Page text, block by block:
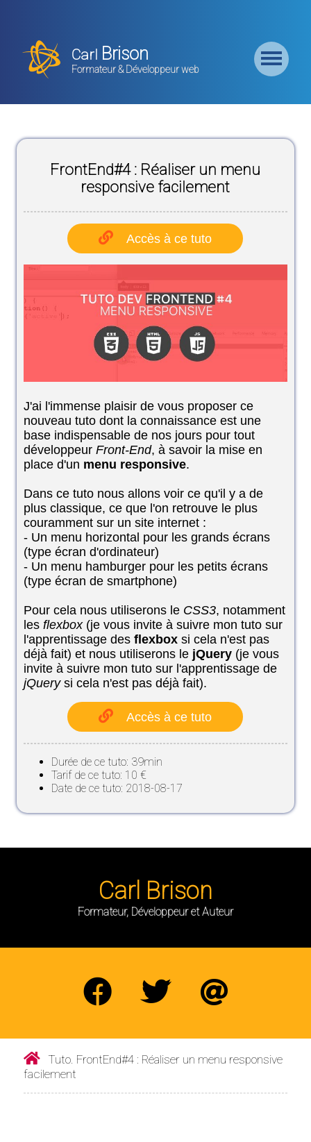
Carl Brison
Formateur & Développeur web
Formation
Backend
Formation
Frontend
Formation
Logiciel
Bundles
FrontEnd#4 : Réaliser un menu
responsive facilement
Accès à ce tuto
J'ai l'immense plaisir de vous proposer ce
nouveau tuto dont la connaissance est une
base indispensable de nos jours pour tout
développeur Front-End, à savoir la mise en
place d'un menu responsive.
Dans ce tuto nous allons voir ce qu'il y a de
plus classique, ce que l'on retrouve le plus
couramment sur un site internet :
- Un menu horizontal pour les grands écrans
(type écran d'ordinateur)
- Un menu hamburger pour les petits écrans
(type écran de smartphone)
Pour cela nous utiliserons le CSS3, notamment
les flexbox (je vous invite à suivre mon tuto sur
l'apprentissage des flexbox si cela n'est pas
déjà fait) et nous utiliserons le jQuery (je vous
invite à suivre mon tuto sur l'apprentissage de
jQuery si cela n'est pas déjà fait).
Accès à ce tuto
Durée de ce tuto: 39min
Tarif de ce tuto: 10 €
Date de ce tuto: 2018-08-17
Carl Brison
Formateur, Développeur et Auteur
Tuto. FrontEnd#4 : Réaliser un menu responsive
facilement